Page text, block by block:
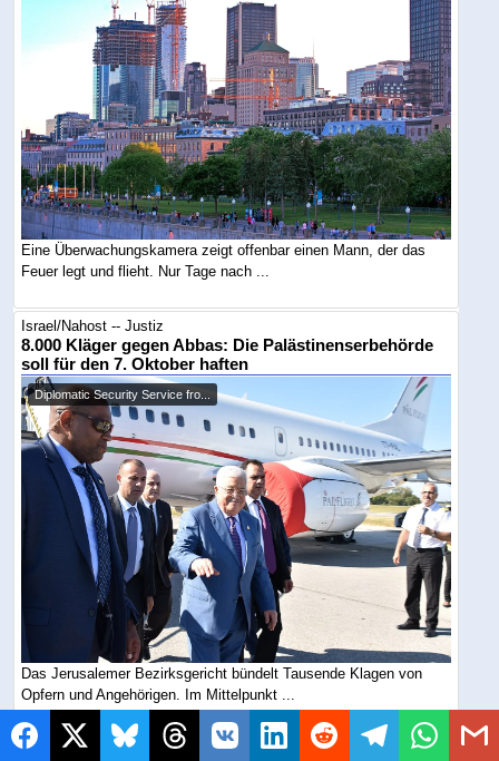
Eine Überwachungskamera zeigt offenbar einen Mann, der das
Feuer legt und flieht. Nur Tage nach ...
Israel/Nahost -- Justiz
8.000 Kläger gegen Abbas: Die Palästinenserbehörde
soll für den 7. Oktober haften
Diplomatic Security Service fro...
Das Jerusalemer Bezirksgericht bündelt Tausende Klagen von
Opfern und Angehörigen. Im Mittelpunkt ...
Israel/Nahost -- Sicherheit